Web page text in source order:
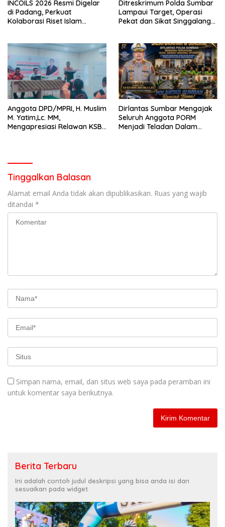
INCOILS 2026 Resmi Digelar
di Padang, Perkuat
Kolaborasi Riset Islam
Ditreskrimum Polda Sumbar
Lampaui Target, Operasi
Pekat dan Sikat Singgalang
Anggota DPD/MPRI, H. Muslim
M. Yatim,Lc. MM,
Mengapresiasi Relawan KSB
Dirlantas Sumbar Mengajak
Seluruh Anggota PORM
Menjadi Teladan Dalam
Tinggalkan Balasan
Alamat email Anda tidak akan dipublikasikan. Ruas yang wajib
ditandai *
Simpan nama, email, dan situs web saya pada peramban ini
untuk komentar saya berikutnya.
Berita Terbaru
Ini adalah contoh judul deskripsi yang bisa anda isi dan
sesuaikan pada widget